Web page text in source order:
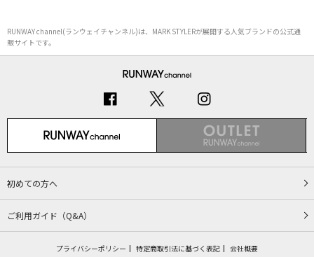
RUNWAY channel(ランウェイチャンネル)は、MARK STYLERが展開する人気ブランドの公式通
販サイトです。
初めての方へ
ご利用ガイド（Q&A）
プライバシーポリシー 特定商取引法に基づく表記 会社概要